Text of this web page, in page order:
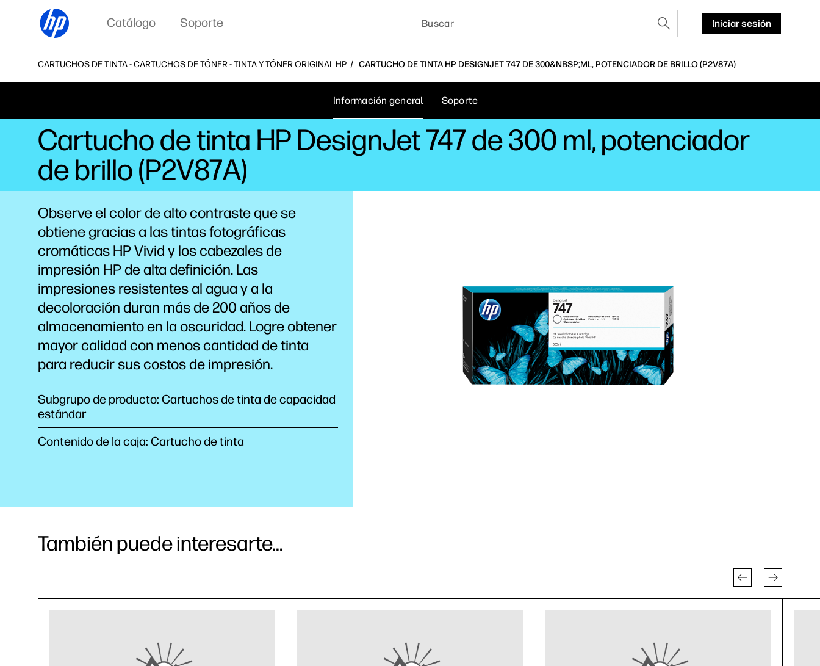
Catálogo Soporte Iniciar sesión
CARTUCHOS DE TINTA - CARTUCHOS DE TÓNER - TINTA Y TÓNER ORIGINAL HP CARTUCHO DE TINTA HP DESIGNJET 747 DE 300&NBSP;ML, POTENCIADOR DE BRILLO (P2V87A)
Información general Soporte
Cartucho de tinta HP DesignJet 747 de 300 ml, potenciador
de brillo (P2V87A)
Observe el color de alto contraste que se
obtiene gracias a las tintas fotográficas
cromáticas HP Vivid y los cabezales de
impresión HP de alta definición. Las
impresiones resistentes al agua y a la
decoloración duran más de 200 años de
almacenamiento en la oscuridad. Logre obtener
mayor calidad con menos cantidad detinta
para reducir sus costos de impresión.
Subgrupo de producto: Cartuchos de tinta de capacidad
estándar
Contenido de la caja: Cartucho de tinta
También puede interesarte...